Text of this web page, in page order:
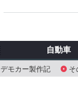
デモカー製作記 そ
自動車